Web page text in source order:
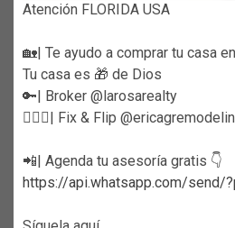
Atención FLORIDA USA
🏡| Te ayudo a comprar tu casa
Tu casa es 🎁 de Dios
🔑| Broker @larosarealty
👷🏼‍♀️| Fix & Flip
📲| Agenda tu asesoría gratis 👇
https://api.whatsapp.com/send/